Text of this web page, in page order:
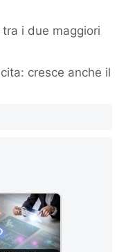
i due maggiori
cresce anche il